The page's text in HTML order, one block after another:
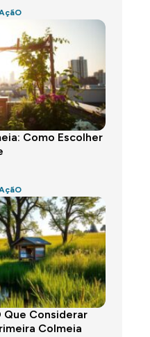
Como Escolher
Considerar
Colmeia